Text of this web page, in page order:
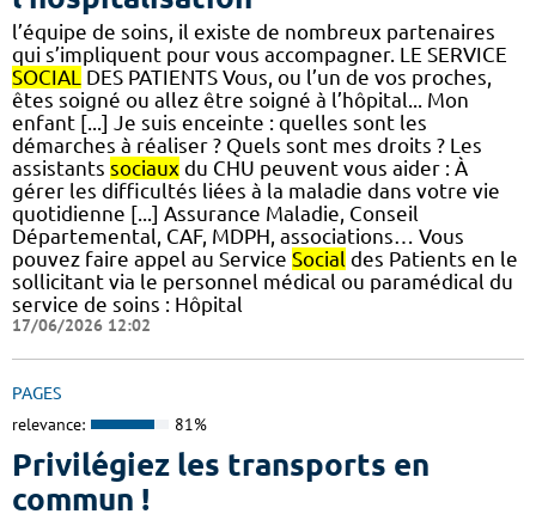
l’équipe de soins, il existe de nombreux partenaires
qui s’impliquent pour vous accompagner. LE SERVICE
SOCIAL DES PATIENTS Vous, ou l’un de vos proches,
êtes soigné ou allez être soigné à l’hôpital... Mon
enfant [...] Je suis enceinte : quelles sont les
démarches à réaliser ? Quels sont mes droits ? Les
assistants sociaux du CHU peuvent vous aider : À
gérer les difficultés liées à la maladie dans votre vie
quotidienne [...] Assurance Maladie, Conseil
Départemental, CAF, MDPH, associations… Vous
pouvez faire appel au Service Social des Patients en le
sollicitant via le personnel médical ou paramédical du
service de soins : Hôpital
17/06/2026 12:02
PAGES
relevance: 81%
Privilégiez les transports en
commun !